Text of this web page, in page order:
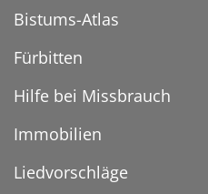
Bistums-Atlas
Fürbitten
Hilfe bei Missbrauch
Immobilien
Liedvorschläge